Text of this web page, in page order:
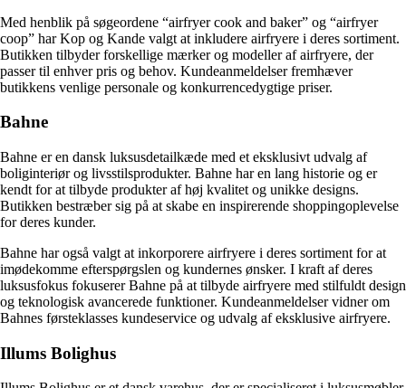
Med henblik på søgeordene “airfryer cook and baker” og “airfryer
coop” har Kop og Kande valgt at inkludere airfryere i deres sortiment.
Butikken tilbyder forskellige mærker og modeller af airfryere, der
passer til enhver pris og behov. Kundeanmeldelser fremhæver
butikkens venlige personale og konkurrencedygtige priser.
Bahne
Bahne er en dansk luksusdetailkæde med et eksklusivt udvalg af
boliginteriør og livsstilsprodukter. Bahne har en lang historie og er
kendt for at tilbyde produkter af høj kvalitet og unikke designs.
Butikken bestræber sig på at skabe en inspirerende shoppingoplevelse
for deres kunder.
Bahne har også valgt at inkorporere airfryere i deres sortiment for at
imødekomme efterspørgslen og kundernes ønsker. I kraft af deres
luksusfokus fokuserer Bahne på at tilbyde airfryere med stilfuldt design
og teknologisk avancerede funktioner. Kundeanmeldelser vidner om
Bahnes førsteklasses kundeservice og udvalg af eksklusive airfryere.
Illums Bolighus